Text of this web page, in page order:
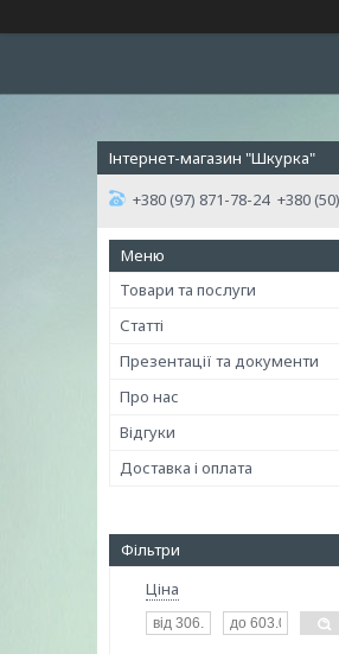
Інтернет-магазин "Шкурка"
+380 (97) 871-78-24 +380
Товари та послуги
Статті
Презентації та документи
Про нас
Відгуки
Доставка і оплата
Фільтри
Ціна